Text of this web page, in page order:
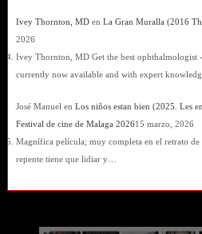
Ivey Thornton, MDen La Gran Muralla (2016
2026
Ivey Thornton, MD Get the best ophthalmologist -
currently now available and with expert
José Manuel en Los niños estan bien (2025. Les
Festival de cine de Malaga 202615 marzo, 2026
Magnífica película; muy completa en el retrato
repente tiene que lidiar y…